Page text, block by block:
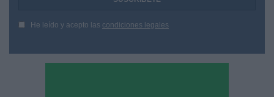
He leído y acepto las condiciones legales